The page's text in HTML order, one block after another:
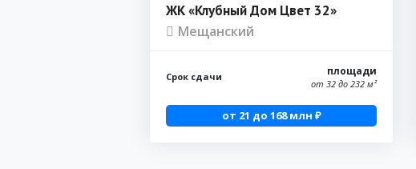
ЖК «Клубный Дом Цвет 32»
Мещанский
Срок сдачи площади
от 32 до 232 м²
от 21 до 168 млн ₽